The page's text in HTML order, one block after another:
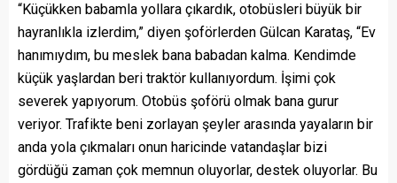
“Küçükken babamla yollara çıkardık, otobüsleri büyük bir
hayranlıkla izlerdim,” diyen şoförlerden Gülcan Karataş, “Ev
hanımıydım, bu meslek bana babadan kalma. Kendimde
küçük yaşlardan beri traktör kullanıyordum. İşimi çok
severek yapıyorum. Otobüs şoförü olmak bana gurur
veriyor. Trafikte beni zorlayan şeyler arasında yayaların bir
anda yola çıkmaları onun haricinde vatandaşlar bizi
gördüğü zaman çok memnun oluyorlar, destek oluyorlar. Bu